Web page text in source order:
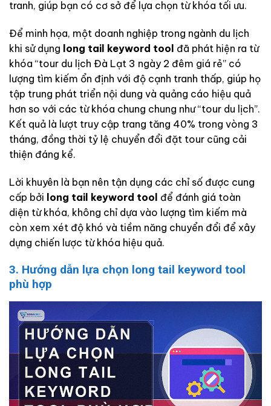
tranh, giúp bạn có cơ sở để lựa chọn từ khóa tối ưu.
Để minh họa, một doanh nghiệp trong ngành du lịch
khi sử dụng long tail keyword tool đã phát hiện ra từ
khóa “tour du lịch Đà Lạt 3 ngày 2 đêm giá rẻ” có
lượng tìm kiếm ổn định với độ cạnh tranh thấp, giúp họ
tập trung phát triển nội dung và quảng cáo hiệu quả
hơn so với các từ khóa chung chung như “tour du lịch”.
Kết quả là lượt truy cập trang tăng 40% trong vòng 3
tháng, đồng thời tỷ lệ chuyển đổi đặt tour cũng cải
thiện đáng kể.
Lời khuyên là bạn nên tận dụng các chỉ số được cung
cấp bởi long tail keyword tool để đánh giá toàn
diện từ khóa, không chỉ dựa vào lượng tìm kiếm mà
còn xem xét độ khó và tiềm năng chuyển đổi để xây
dựng chiến lược từ khóa hiệu quả.
3. Hướng dẫn lựa chọn long tail keyword tool
phù hợp